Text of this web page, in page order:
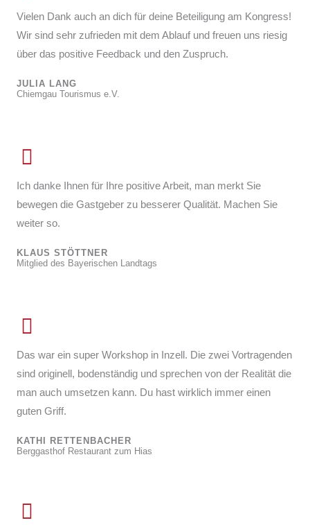
Vielen Dank auch an dich für deine Beteiligung am Kongress!
Wir sind sehr zufrieden mit dem Ablauf und freuen uns riesig
über das positive Feedback und den Zuspruch.
JULIA LANG
Chiemgau Tourismus e.V.
Ich danke Ihnen für Ihre positive Arbeit, man merkt Sie
bewegen die Gastgeber zu besserer Qualität. Machen Sie
weiter so.
KLAUS STÖTTNER
Mitglied des Bayerischen Landtags
Das war ein super Workshop in Inzell. Die zwei Vortragenden
sind originell, bodenständig und sprechen von der Realität die
man auch umsetzen kann. Du hast wirklich immer einen
guten Griff.
KATHI RETTENBACHER
Berggasthof Restaurant zum Hias